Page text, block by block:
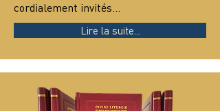
cordialement invités…
Lire la suite...